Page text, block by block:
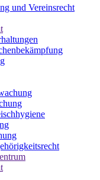
und Vereinsrecht